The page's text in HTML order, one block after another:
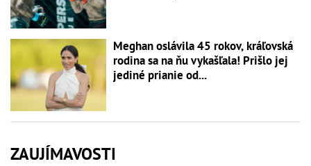
Meghan oslávila 45 rokov, kráľovská
rodina sa na ňu vykašľala! Prišlo jej
jediné prianie od...
ZAUJÍMAVOSTI